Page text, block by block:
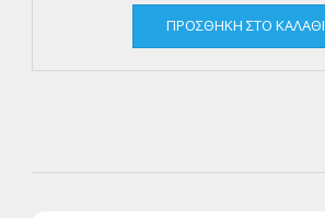
ΠΡΟΣΘΉΚΗ ΣΤΟ ΚΑΛΆΘΙ